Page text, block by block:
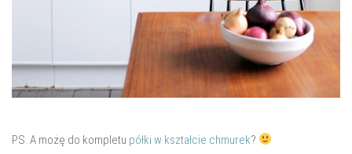
PS. A możę do kompletu półki w kształcie chmurek?